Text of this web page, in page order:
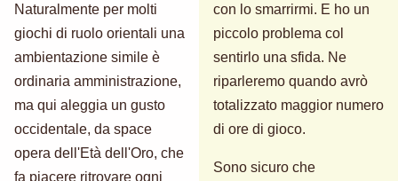
Naturalmente per molti
giochi di ruolo orientali una
ambientazione simile è
ordinaria amministrazione,
ma qui aleggia un gusto
occidentale, da space
opera dell'Età dell'Oro, che
fa piacere ritrovare ogni
con lo smarrirmi. E ho un
piccolo problema col
sentirlo una sfida. Ne
riparleremo quando avrò
totalizzato maggior numero
di ore di gioco.
Sono sicuro che